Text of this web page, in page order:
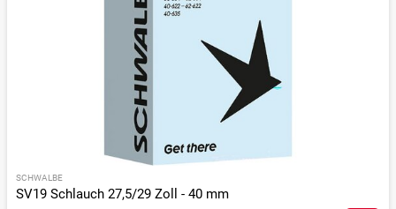
SCHWALBE
SV19 Schlauch 27,5/29 Zoll - 40 mm